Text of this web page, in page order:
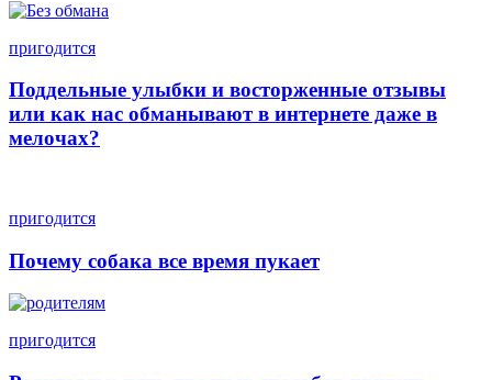
пригодится
Поддельные улыбки и восторженные отзывы
или как нас обманывают в интернете даже в
мелочах?
пригодится
Почему собака все время пукает
пригодится